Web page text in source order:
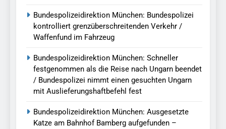
Bundespolizeidirektion München: Bundespolizei
kontrolliert grenzüberschreitenden Verkehr /
Waffenfund im Fahrzeug
Bundespolizeidirektion München: Schneller
festgenommen als die Reise nach Ungarn beendet
/ Bundespolizei nimmt einen gesuchten Ungarn
mit Auslieferungshaftbefehl fest
Bundespolizeidirektion München: Ausgesetzte
Katze am Bahnhof Bamberg aufgefunden –